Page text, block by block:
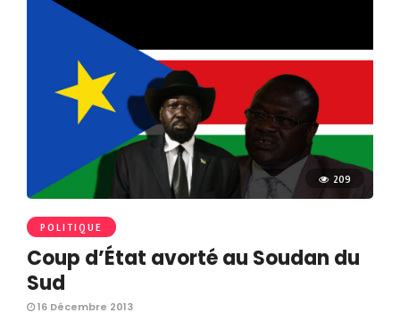
209
POLITIQUE
Coup d’État avorté au Soudan du
Sud
16 Décembre 2013